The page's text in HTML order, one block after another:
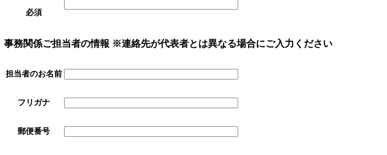
必須
事務関係ご担当者の情報 ※連絡先が代表者とは異なる場合にご入力ください
担当者のお名前
フリガナ
郵便番号